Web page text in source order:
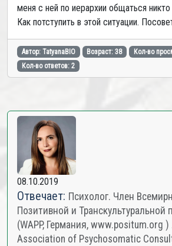
меня с ней по иерархии общаться
Как потступить в этой ситуации.
Автор: TatyanaBIO Возраст: 38
Кол-во
Кол-во ответов: 2
08.10.2019
Отвечает: Психолог. Член
Позитивной и Транскультуральной
(WAPP, Германия, www.positum.org
Association of Psychosomatic